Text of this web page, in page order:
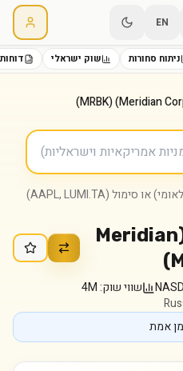
EN
ניתוח סחורות שוק ישראלי
מרידיאן קורפ (Meridian
)
שווי שוק:4M